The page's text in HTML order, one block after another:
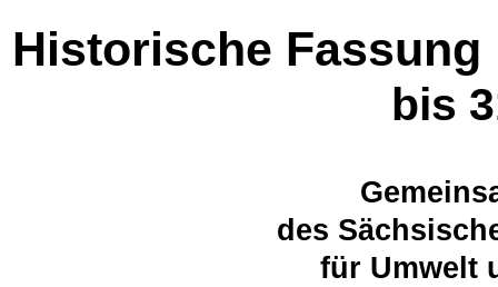
Historische Fassung
bis
des
für Umwelt